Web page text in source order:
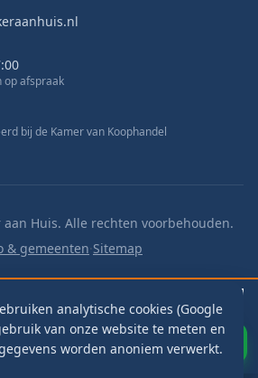
op afspraak
bij de Kamer van Koophandel
aan Huis. Alle rechten voorbehouden.
& gemeenten·Sitemap
€115
Direct WhatsApp
analytische cookies (Google
van onze website te meten en
worden anoniem verwerkt.